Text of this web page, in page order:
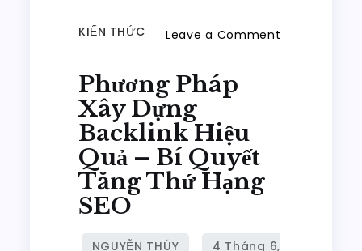
KIẾN THỨC
Leave a Comment
Phương
Pháp
Xây
Dựng
Backlink
Hiệu
Quả
Phương Pháp
Xây Dựng
Backlink Hiệu
Quả – Bí Quyết
Tăng Thứ Hạng
SEO